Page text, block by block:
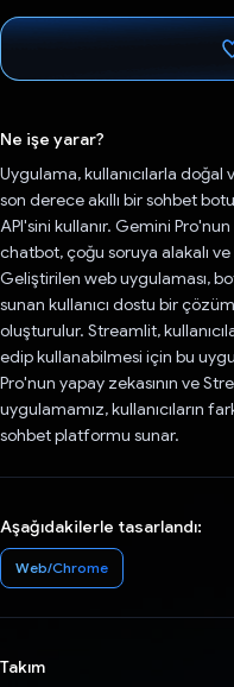
Ne işe yarar?
Uygulama, kullanıcılarla
son derece akıllı bir sohbet
API'sini kullanır. Gemini
chatbot, çoğu soruya alakalı
Geliştirilen web uygulaması,
sunan kullanıcı dostu bir
oluşturulur. Streamlit,
edip kullanabilmesi için bu
Pro'nun yapay zekasının ve
uygulamamız, kullanıcıların
sohbet platformu sunar.
Aşağıdakilerle tasarlandı:
Web/Chrome
Takım